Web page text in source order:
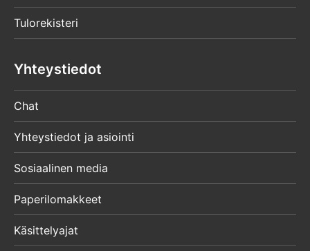
Tulorekisteri
Yhteystiedot
Chat
Yhteystiedot ja asiointi
Sosiaalinen media
Paperilomakkeet
Käsittelyajat